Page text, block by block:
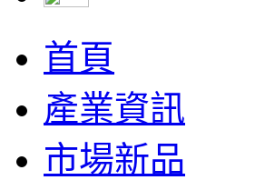
首頁
產業資訊
市場新品